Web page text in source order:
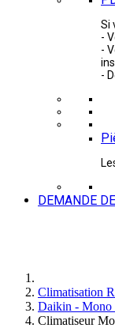
Si
-
-
-
DEMANDE
Climatisation
Daikin - Mono
Climatiseur